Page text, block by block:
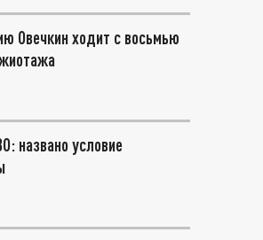
Овечкин ходит с восьмью
названо условие